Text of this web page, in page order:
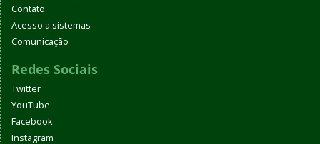
Contato
Acesso a sistemas
Comunicação
Redes Sociais
Twitter
YouTube
Facebook
Instagram